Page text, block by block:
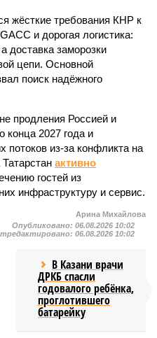
жёсткие требования КНР к
и дорогая логистика:
доставка заморозки
цепи. Основной
поиск надёжного
продления Россией и
конца 2027 года и
потоков из-за конфликта на
активно
гостей из
инфраструктуру и сервис.
Арина Михайлова
Опубликовано: 06.08.2026 10:02
06.08.2026 10:02
В Казани врачи
ДРКБ спасли
годовалого ребёнка,
проглотившего
батарейку